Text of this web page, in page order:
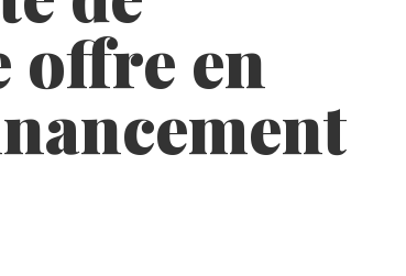
offre en